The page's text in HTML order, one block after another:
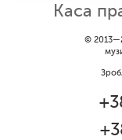
Каса
©